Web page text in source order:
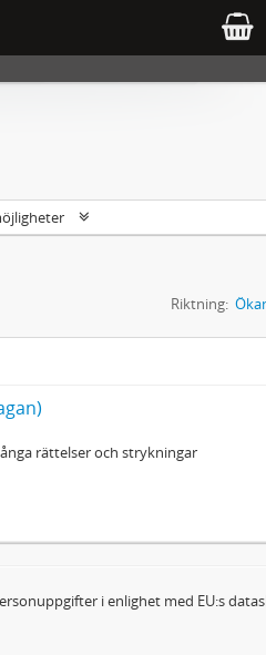
Riktning:
rättelser och strykningar
i enlighet med EU:s